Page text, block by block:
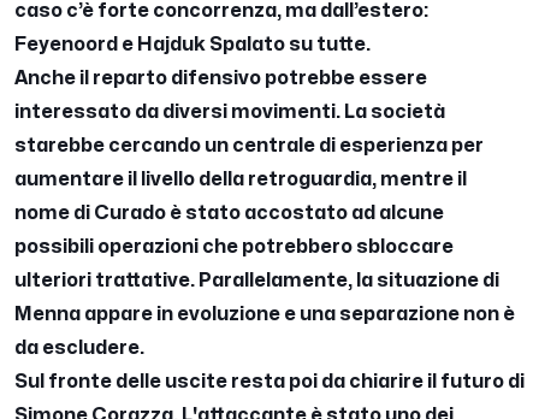
caso c’è forte concorrenza, ma dall’estero:
Feyenoord e Hajduk Spalato su tutte.
Anche il reparto difensivo potrebbe essere
interessato da diversi movimenti. La società
starebbe cercando un centrale di esperienza per
aumentare il livello della retroguardia, mentre il
nome di Curado è stato accostato ad alcune
possibili operazioni che potrebbero sbloccare
ulteriori trattative. Parallelamente, la situazione di
Menna appare in evoluzione e una separazione non è
da escludere.
Sul fronte delle uscite resta poi da chiarire il futuro di